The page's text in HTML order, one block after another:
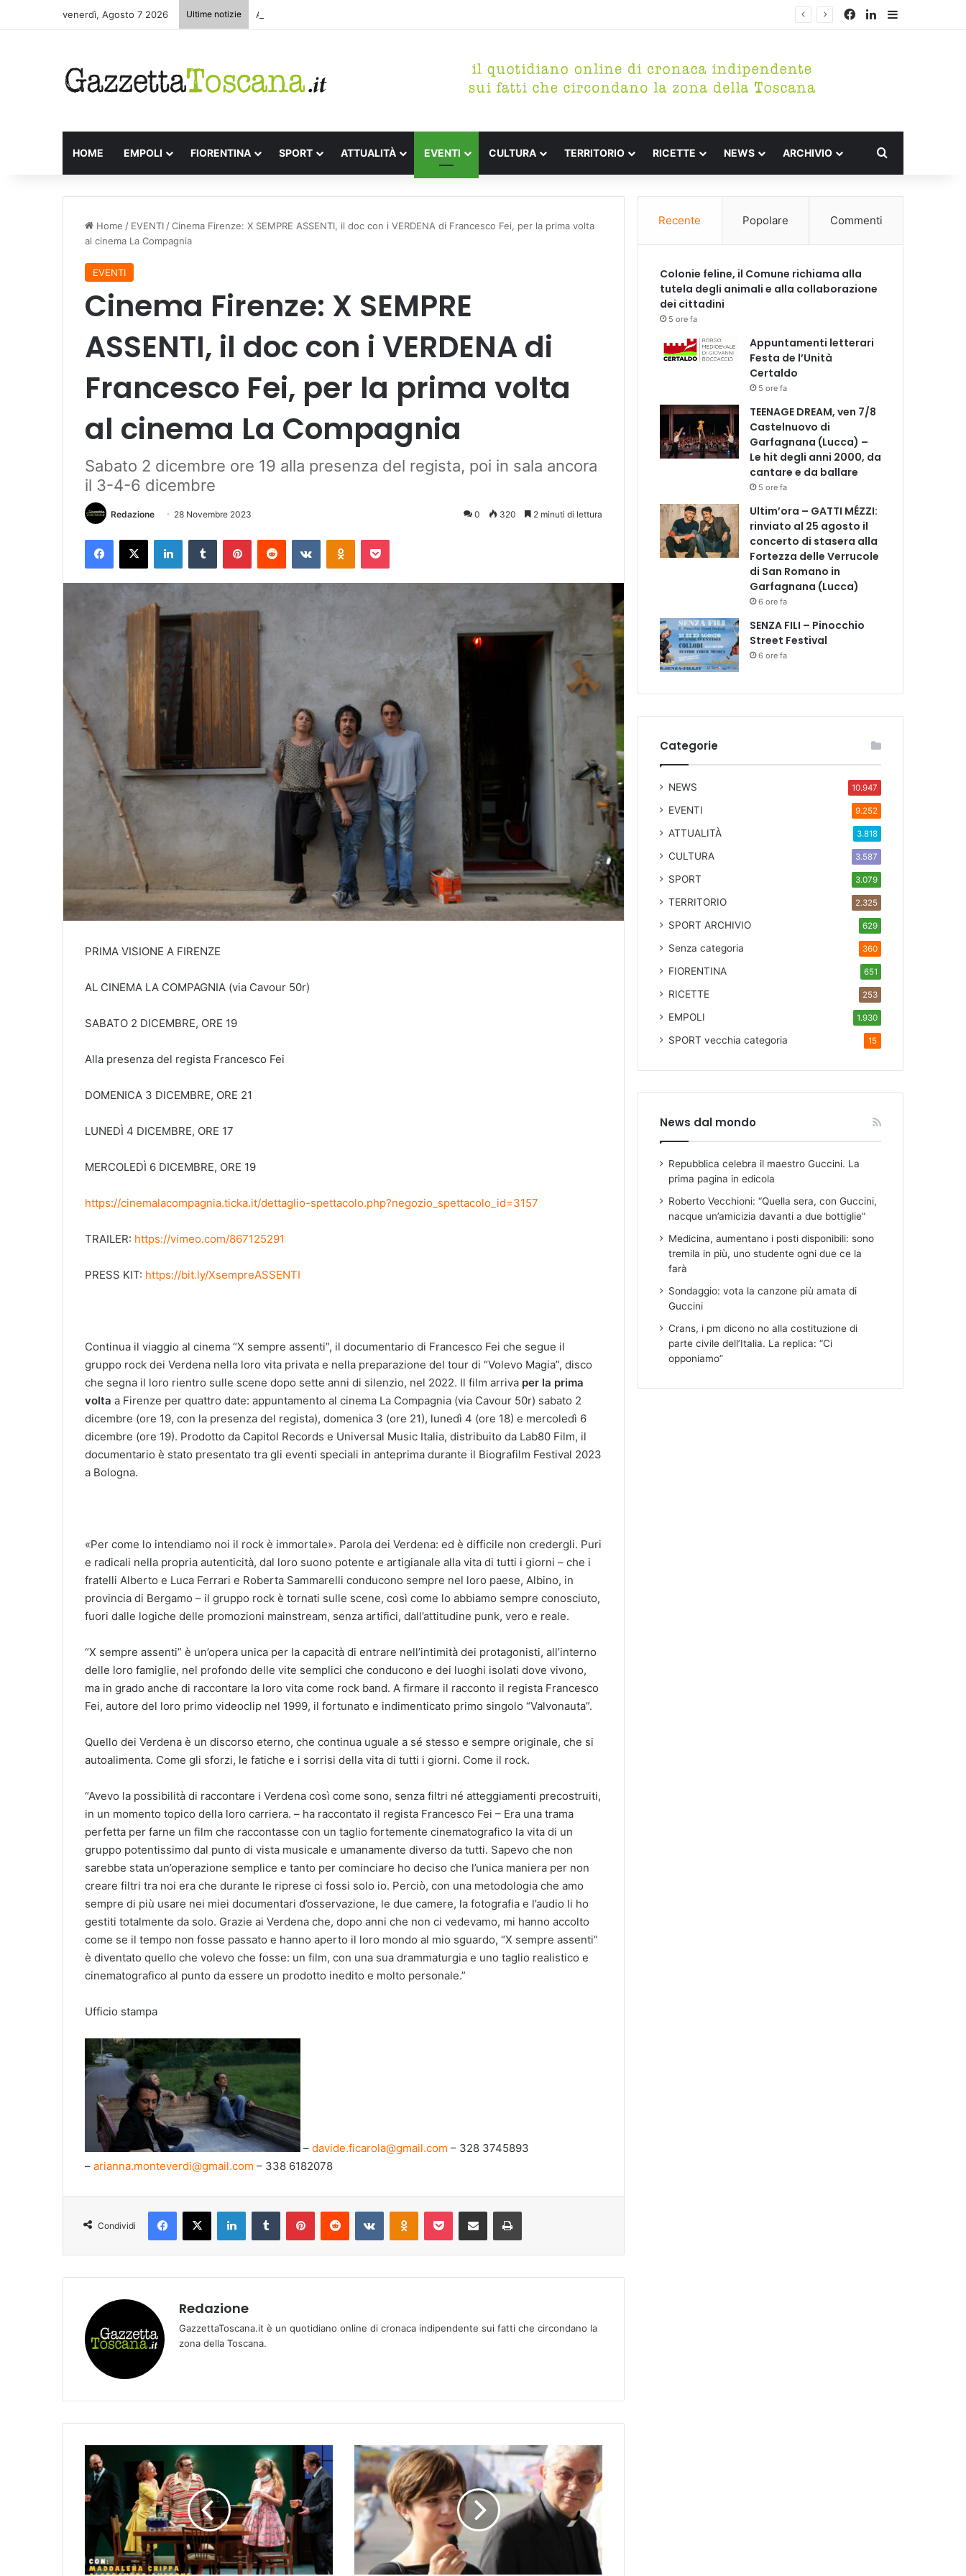
venerdì, Agosto 7 2026 Ultime notizie Appuntamenti letterari Festa de l’Unità Certaldo Facebook
LinkedIn
HOME EMPOLI FIORENTINA SPORT ATTUALITÀ EVENTI CULTURA TERRITORIO RICETTE NEWS ARCHIVIO
Home / EVENTI /Cinema Firenze: X SEMPRE ASSENTI, il doc con i VERDENA di Francesco Fei, per la prima volta
al cinema La Compagnia
EVENTI
Cinema Firenze: X SEMPRE
ASSENTI, il doc con i VERDENA di
Francesco Fei, per la prima volta
al cinema La Compagnia
Sabato 2 dicembre ore 19 alla presenza del regista, poi in sala ancora
il 3-4-6 dicembre
Redazione 28 Novembre 2023 0 320 2 minuti di lettura
PRIMA VISIONE A FIRENZE
AL CINEMA LA COMPAGNIA (via Cavour 50r)
SABATO 2 DICEMBRE, ORE 19
Alla presenza del regista Francesco Fei
DOMENICA 3 DICEMBRE, ORE 21
LUNEDÌ 4 DICEMBRE, ORE 17
MERCOLEDÌ 6 DICEMBRE, ORE 19
https://cinemalacompagnia.ticka.it/dettaglio-spettacolo.php?negozio_spettacolo_id=3157
TRAILER: https://vimeo.com/867125291
PRESS KIT: https://bit.ly/XsempreASSENTI
Continua il viaggio al cinema “X sempre assenti”, il documentario di Francesco Fei che segue il
gruppo rock dei Verdena nella loro vita privata e nella preparazione del tour di “Volevo Magia”, disco
che segna il loro rientro sulle scene dopo sette anni di silenzio, nel 2022. Il film arriva per la prima
volta a Firenze per quattro date: appuntamento al cinema La Compagnia (via Cavour 50r) sabato 2
dicembre (ore 19, con la presenza del regista), domenica 3 (ore 21), lunedì 4 (ore 18) e mercoledì 6
dicembre (ore 19). Prodotto da Capitol Records e Universal Music Italia, distribuito da Lab80 Film, il
documentario è stato presentato tra gli eventi speciali in anteprima durante il Biografilm Festival 2023
a Bologna.
«Per come lo intendiamo noi il rock è immortale». Parola dei Verdena: ed è difficile non credergli. Puri
e radicali nella propria autenticità, dal loro suono potente e artigianale alla vita di tutti i giorni – che i
fratelli Alberto e Luca Ferrari e Roberta Sammarelli conducono sempre nel loro paese, Albino, in
provincia di Bergamo – il gruppo rock è tornati sulle scene, così come lo abbiamo sempre conosciuto,
fuori dalle logiche delle promozioni mainstream, senza artifici, dall’attitudine punk, vero e reale.
“X sempre assenti” è un’opera unica per la capacità di entrare nell’intimità dei protagonisti, all’interno
delle loro famiglie, nel profondo delle vite semplici che conducono e dei luoghi isolati dove vivono,
ma in grado anche di raccontare la loro vita come rock band. A firmare il racconto il regista Francesco
Fei, autore del loro primo videoclip nel 1999, il fortunato e indimenticato primo singolo “Valvonauta”.
Quello dei Verdena è un discorso eterno, che continua uguale a sé stesso e sempre originale, che si
autoalimenta. Come gli sforzi, le fatiche e i sorrisi della vita di tutti i giorni. Come il rock.
“Avevo la possibilità di raccontare i Verdena così come sono, senza filtri né atteggiamenti precostruiti,
in un momento topico della loro carriera. – ha raccontato il regista Francesco Fei – Era una trama
perfetta per farne un film che raccontasse con un taglio fortemente cinematografico la vita di un
gruppo potentissimo dal punto di vista musicale e umanamente diverso da tutti. Sapevo che non
sarebbe stata un’operazione semplice e tanto per cominciare ho deciso che l’unica maniera per non
creare filtri tra noi era che durante le riprese ci fossi solo io. Perciò, con una metodologia che amo
sempre di più usare nei miei documentari d’osservazione, le due camere, la fotografia e l’audio li ho
gestiti totalmente da solo. Grazie ai Verdena che, dopo anni che non ci vedevamo, mi hanno accolto
come se il tempo non fosse passato e hanno aperto il loro mondo al mio sguardo, “X sempre assenti”
è diventato quello che volevo che fosse: un film, con una sua drammaturgia e uno taglio realistico e
cinematografico al punto da essere un prodotto inedito e molto personale.”
Ufficio stampa
– davide.ficarola@gmail.com – 328 3745893
– arianna.monteverdi@gmail.com – 338 6182078
Condividi
Redazione
GazzettaToscana.it è un quotidiano online di cronaca indipendente sui fatti che circondano la
zona della Toscana.
𝙋
𝙄
𝙏
|
2
E
M
P
O
L
I
.
S
Recente Popolare Commenti
Colonie feline, il Comune richiama alla
tutela degli animali e alla collaborazione
dei cittadini
5 ore fa
Appuntamenti letterari
Festa de l’Unità
Certaldo
5 ore fa
TEENAGE DREAM, ven 7/8
Castelnuovo di
Garfagnana (Lucca) –
Le hit degli anni 2000, da
cantare e da ballare
5 ore fa
Ultim’ora – GATTI MÉZZI:
rinviato al 25 agosto il
concerto di stasera alla
Fortezza delle Verrucole
di San Romano in
Garfagnana (Lucca)
6 ore fa
SENZA FILI – Pinocchio
Street Festival
6 ore fa
Categorie
NEWS 10.947
EVENTI 9.252
ATTUALITÀ 3.818
CULTURA 3.587
SPORT 3.079
TERRITORIO 2.325
SPORT ARCHIVIO 629
Senza categoria 360
FIORENTINA 651
RICETTE 253
EMPOLI 1.930
SPORTvecchia categoria 15
News dal mondo
Repubblica celebra il maestro Guccini. La
prima pagina in edicola
Roberto Vecchioni: “Quella sera, con Guccini,
nacque un’amicizia davanti a due bottiglie”
Medicina, aumentano i posti disponibili: sono
tremila in più, uno studente ogni due ce la
farà
Sondaggio: vota la canzone più amata di
Guccini
Crans, i pm dicono no alla costituzione di
parte civile dell’Italia. La replica: “Ci
opponiamo”